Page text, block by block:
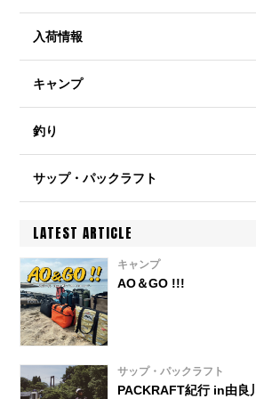
入荷情報
キャンプ
釣り
サップ・パックラフト
LATEST ARTICLE
キャンプ
AO＆GO !!!
サップ・パックラフト
PACKRAFT紀行 in由良川